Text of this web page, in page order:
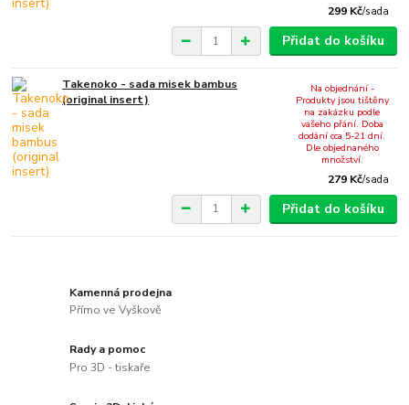
299 Kč/sada
Přidat do košíku
Takenoko - sada misek bambus
(original insert)
279 Kč/sada
Na objednání -
Produkty jsou tištěny
na zakázku podle
vašeho přání. Doba
dodání cca 5-21 dní.
Dle objednaného
množství.
Přidat do košíku
Kamenná prodejna
Přímo ve Vyškově
Rady a pomoc
Pro 3D - tiskaře